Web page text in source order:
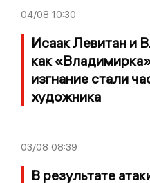
04/08 10:30
Исаак Левитан и
как
изгнание стали
художника
03/08 08:39
В результате